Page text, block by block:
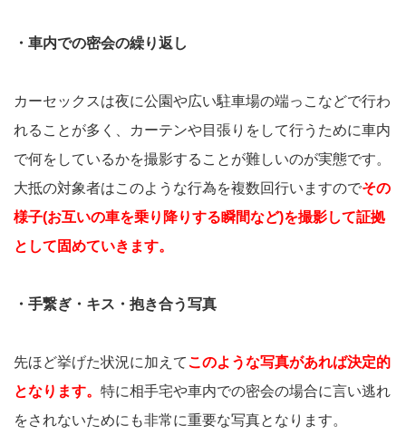
・車内での密会の繰り返し
カーセックスは夜に公園や広い駐車場の端っこなどで行わ
れることが多く、カーテンや目張りをして行うために車内
で何をしているかを撮影することが難しいのが実態です。
大抵の対象者はこのような行為を複数回行いますのでその
様子(お互いの車を乗り降りする瞬間など)を撮影して証拠
として固めていきます。
・手繋ぎ・キス・抱き合う写真
先ほど挙げた状況に加えてこのような写真があれば決定的
となります。 特に相手宅や車内での密会の場合に言い逃れ
をされないためにも非常に重要な写真となります。